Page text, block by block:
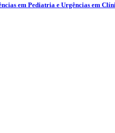
em Pediatria e Urgências em